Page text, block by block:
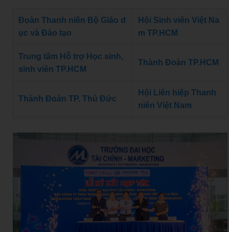
Đoàn Thanh niên Bộ Giáo d
ục và Đào tạo
Hội Sinh viên Việt Na
m TP.HCM
Trung tâm Hỗ trợ Học sinh,
sinh viên TP.HCM
Thành Đoàn TP.HCM
Thành Đoàn TP. Thủ Đức
Hội Liên hiệp Thanh
niên Việt Nam